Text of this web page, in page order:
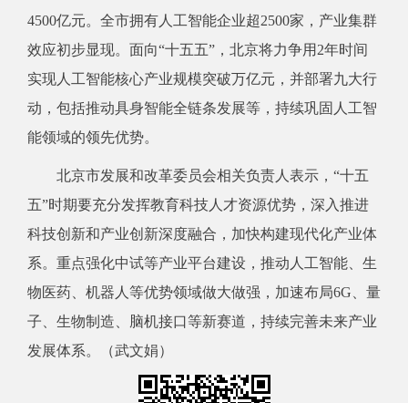
4500亿元。全市拥有人工智能企业超2500家，产业集群
效应初步显现。面向“十五五”，北京将力争用2年时间
实现人工智能核心产业规模突破万亿元，并部署九大行
动，包括推动具身智能全链条发展等，持续巩固人工智
能领域的领先优势。
北京市发展和改革委员会相关负责人表示，“十五
五”时期要充分发挥教育科技人才资源优势，深入推进
科技创新和产业创新深度融合，加快构建现代化产业体
系。重点强化中试等产业平台建设，推动人工智能、生
物医药、机器人等优势领域做大做强，加速布局6G、量
子、生物制造、脑机接口等新赛道，持续完善未来产业
发展体系。（武文娟）